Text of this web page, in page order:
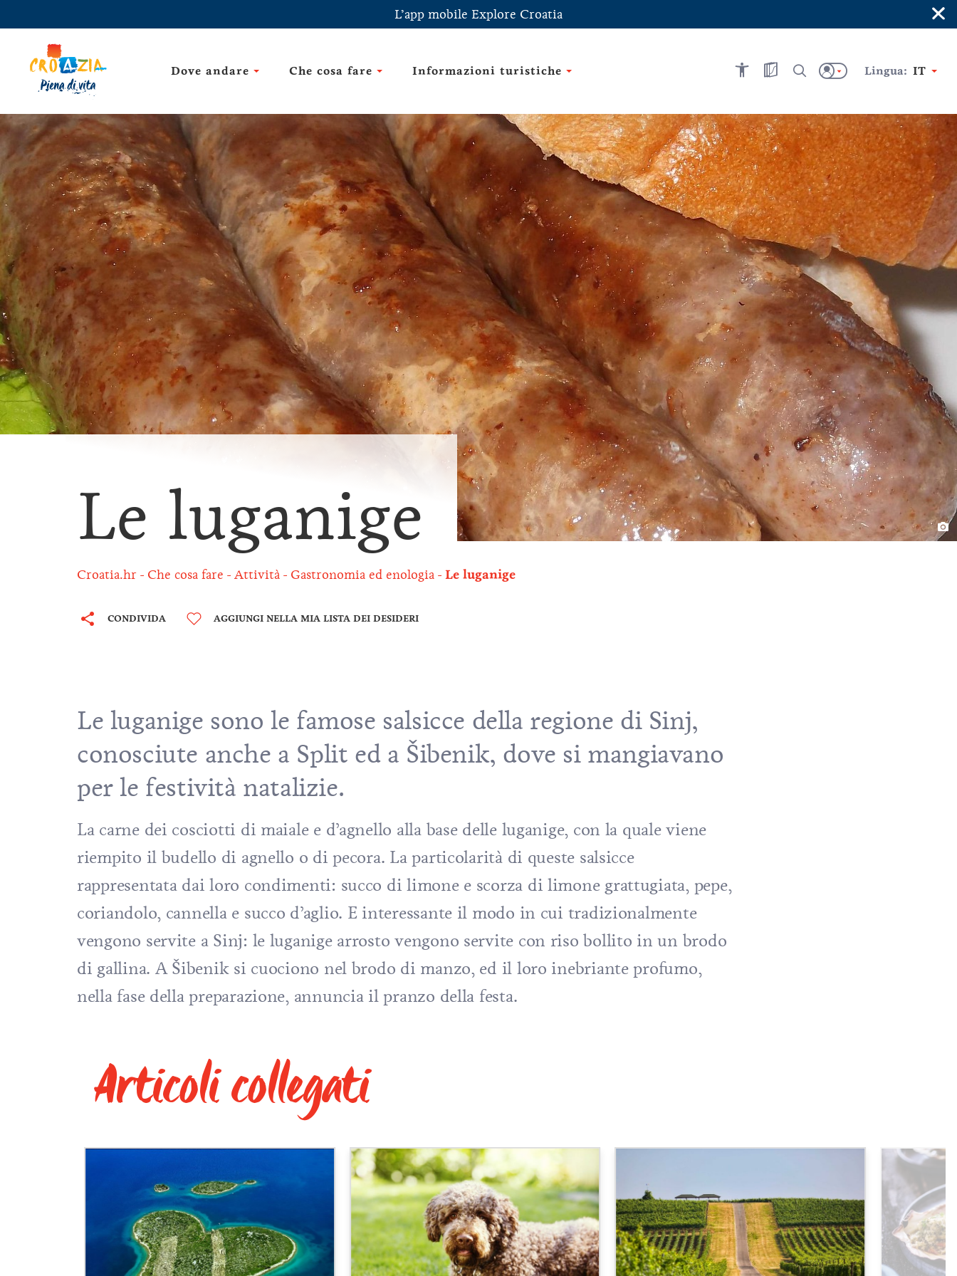
L’app mobile Explore Croatia ×
Dove andare Che cosa fare Informazioni turistiche Lingua: IT
Le luganige
Croatia.hr Che cosa fare Attività Gastronomia ed enologia Le luganige
CONDIVIDA AGGIUNGI NELLA MIA LISTA DEI DESIDERI
Le luganige sono le famose salsicce della regione di Sinj,
conosciute anche a Split ed a Šibenik, dove si mangiavano
per le festività natalizie.
La carne dei cosciotti di maiale e d’agnello alla base delle luganige, con la quale viene
riempito il budello di agnello o di pecora. La particolarità di queste salsicce
rappresentata dai loro condimenti: succo di limone e scorza di limone grattugiata, pepe,
coriandolo, cannella e succo d’aglio. E interessante il modo in cui tradizionalmente
vengono servite a Sinj: le luganige arrosto vengono servite con riso bollito in un brodo
di gallina. A Šibenik si cuociono nel brodo di manzo, ed il loro inebriante profumo,
nella fase della preparazione, annuncia il pranzo della festa.
Articoli collegati